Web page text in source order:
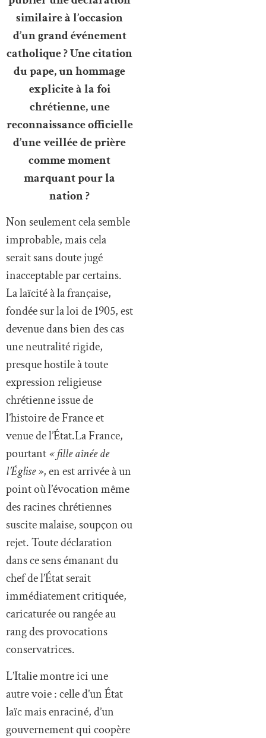
similaire à l’occasion
d’un grand événement
catholique ? Une citation
du pape, un hommage
explicite à la foi
chrétienne, une
reconnaissance officielle
d’une veillée de prière
comme moment
marquant pour la
nation ?
Non seulement cela semble
improbable, mais cela
serait sans doute jugé
inacceptable par certains.
La laïcité à la française,
fondée sur la loi de 1905, est
devenue dans bien des cas
une neutralité rigide,
presque hostile à toute
expression religieuse
chrétienne issue de
l’histoire de France et
venue de l’État.La France,
pourtant« fille aînée de
l’Église », en est arrivée à un
point où l’évocation même
des racines chrétiennes
suscite malaise, soupçon ou
rejet. Toute déclaration
dans ce sens émanant du
chef de l’État serait
immédiatement critiquée,
caricaturée ou rangée au
rang des provocations
conservatrices.
L’Italie montre ici une
autre voie : celle d’un État
laïc mais enraciné, d’un
gouvernement qui coopère